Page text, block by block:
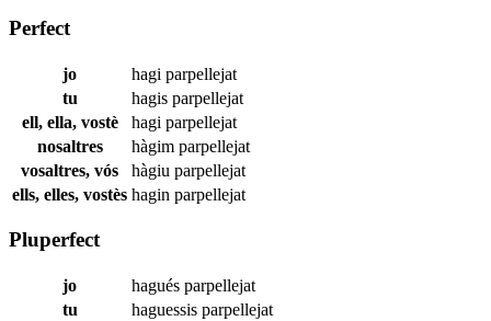
Perfect
jo hagi parpellejat
tu
hagis parpellejat
ell, ella, vostè
hagi parpellejat
nosaltres
hàgim parpellejat
vosaltres, vós
hàgiu parpellejat
ells, elles, vostès hagin parpellejat
Pluperfect
jo hagués parpellejat
tu
haguessis parpellejat